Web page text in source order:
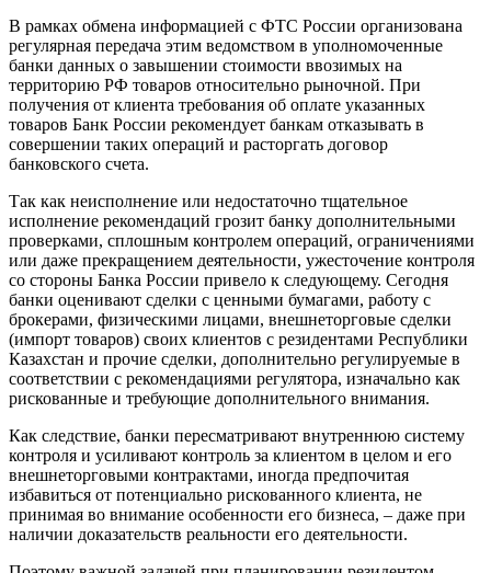
В рамках обмена информацией с ФТС России организована
регулярная передача этим ведомством в уполномоченные
банки данных о завышении стоимости ввозимых на
территорию РФ товаров относительно рыночной. При
получения от клиента требования об оплате указанных
товаров Банк России рекомендует банкам отказывать в
совершении таких операций и расторгать договор
банковского счета.
Так как неисполнение или недостаточно тщательное
исполнение рекомендаций грозит банку дополнительными
проверками, сплошным контролем операций, ограничениями
или даже прекращением деятельности, ужесточение контроля
со стороны Банка России привело к следующему. Сегодня
банки оценивают сделки с ценными бумагами, работу с
брокерами, физическими лицами, внешнеторговые сделки
(импорт товаров) своих клиентов с резидентами Республики
Казахстан и прочие сделки, дополнительно регулируемые в
соответствии с рекомендациями регулятора, изначально как
рискованные и требующие дополнительного внимания.
Как следствие, банки пересматривают внутреннюю систему
контроля и усиливают контроль за клиентом в целом и его
внешнеторговыми контрактами, иногда предпочитая
избавиться от потенциально рискованного клиента, не
принимая во внимание особенности его бизнеса, – даже при
наличии доказательств реальности его деятельности.